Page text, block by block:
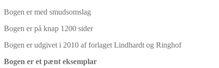
Bogen er med smudsomslag
Bogen er på knap 1200 sider
Bogen er udgivet i 2010 af forlaget Lindhardt og Ringhof
Bogen er et pænt eksemplar